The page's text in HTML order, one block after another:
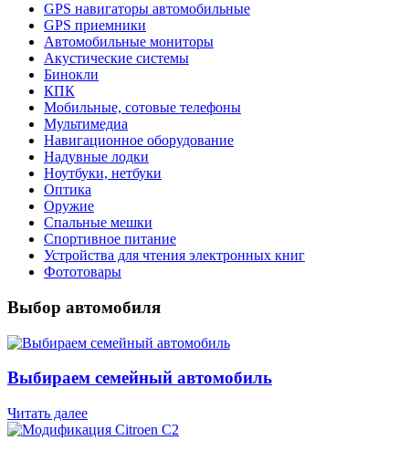
GPS навигаторы автомобильные
GPS приемники
Автомобильные мониторы
Акустические системы
Бинокли
КПК
Мобильные, сотовые телефоны
Мультимедиа
Навигационное оборудование
Надувные лодки
Ноутбуки, нетбуки
Оптика
Оружие
Спальные мешки
Спортивное питание
Устройства для чтения электронных книг
Фототовары
Выбор автомобиля
Выбираем семейный автомобиль
Читать далее